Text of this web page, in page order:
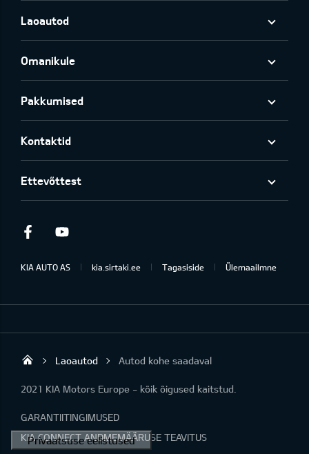
Laoautod
Omanikule
Pakkumised
Kontaktid
Ettevõttest
Facebook
KIA AUTO AS kia.sirtaki.ee Tagasiside Ülemaailmne
Sirtaki OÜ
Laoautod Autod kohe saadaval
2021 KIA Motors Europe - kõik õigused kaitstud.
GARANTIITINGIMUSED
KIA CONNECT ANDMEMÄÄRUSE TEAVITUS